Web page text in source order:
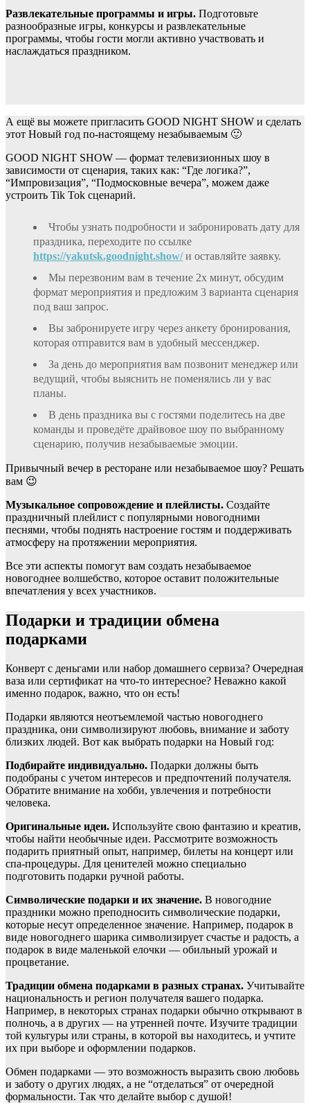
Развлекательные программы и игры. Подготовьте
разнообразные игры, конкурсы и развлекательные
программы, чтобы гости могли активно участвовать и
наслаждаться праздником.
А ещё вы можете пригласить GOOD NIGHT SHOW и сделать
этот Новый год по-настоящему незабываемым 🙂
GOOD NIGHT SHOW — формат телевизионных шоу в
зависимости от сценария, таких как: “Где логика?”,
“Импровизация”, “Подмосковные вечера”, можем даже
устроить Tik Tok сценарий.
Чтобы узнать подробности и забронировать дату для
праздника, переходите по ссылке
https://yakutsk.goodnight.show/и оставляйте заявку.
Мы перезвоним вам в течение 2х минут, обсудим
формат мероприятия и предложим 3 варианта сценария
под ваш запрос.
Вы забронируете игру через анкету бронирования,
которая отправится вам в удобный мессенджер.
За день до мероприятия вам позвонит менеджер или
ведущий, чтобы выяснить не поменялись ли у вас
планы.
В день праздника вы с гостями поделитесь на две
команды и проведёте драйвовое шоу по выбранному
сценарию, получив незабываемые эмоции.
Привычный вечер в ресторане или незабываемое шоу? Решать
вам 😉
Музыкальное сопровождение и плейлисты. Создайте
праздничный плейлист с популярными новогодними
песнями, чтобы поднять настроение гостям и поддерживать
атмосферу на протяжении мероприятия.
Все эти аспекты помогут вам создать незабываемое
новогоднее волшебство, которое оставит положительные
впечатления у всех участников.
Подарки и традиции обмена
подарками
Конверт с деньгами или набор домашнего сервиза? Очередная
ваза или сертификат на что-то интересное? Неважно какой
именно подарок, важно, что он есть!
Подарки являются неотъемлемой частью новогоднего
праздника, они символизируют любовь, внимание и заботу
близких людей. Вот как выбрать подарки на Новый год:
Подбирайте индивидуально. Подарки должны быть
подобраны с учетом интересов и предпочтений получателя.
Обратите внимание на хобби, увлечения и потребности
человека.
Оригинальные идеи. Используйте свою фантазию и креатив,
чтобы найти необычные идеи. Рассмотрите возможность
подарить приятный опыт, например, билеты на концерт или
спа-процедуры. Для ценителей можно специально
подготовить подарки ручной работы.
Символические подарки и их значение. В новогодние
праздники можно преподносить символические подарки,
которые несут определенное значение. Например, подарок в
виде новогоднего шарика символизирует счастье и радость, а
подарок в виде маленькой елочки — обильный урожай и
процветание.
Традиции обмена подарками в разных странах. Учитывайте
национальность и регион получателя вашего подарка.
Например, в некоторых странах подарки обычно открывают в
полночь, а в других — на утренней почте. Изучите традиции
той культуры или страны, в которой вы находитесь, и учтите
их при выборе и оформлении подарков.
Обмен подарками — это возможность выразить свою любовь
и заботу о других людях, а не “отделаться” от очередной
формальности. Так что делайте выбор с душой!